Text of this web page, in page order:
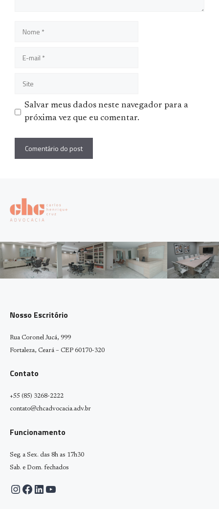
mail
Salvar meus dados neste navegador para a
próxima vez que eu comentar.
Nosso Escritório
Rua Coronel Jucá, 999
Fortaleza, Ceará – CEP 60170-320
Contato
+55 (85) 3268-2222
contato@chcadvocacia.adv.br
Funcionamento
Seg. a Sex. das 8h as 17h30
Sab. e Dom. fechados
Instagram
Facebook
LinkedIn
Youtube